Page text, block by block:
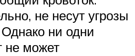
не несут угрозы
ни одни
не может